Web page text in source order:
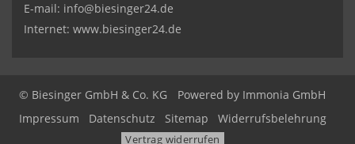
E-mail: info@biesinger24.de
Internet: www.biesinger24.de
© Biesinger GmbH & Co. KG Powered by Immonia GmbH
Impressum
Datenschutz Sitemap Widerrufsbelehrung
Vertrag widerrufen